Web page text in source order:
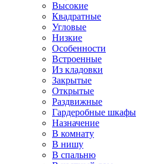
Высокие
Квадратные
Угловые
Низкие
Особенности
Встроенные
Из кладовки
Закрытые
Открытые
Раздвижные
Гардеробные шкафы
Назначение
В комнату
В нишу
В спальню